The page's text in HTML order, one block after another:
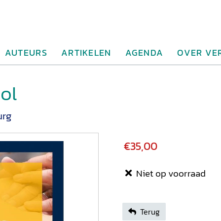
AUTEURS ARTIKELEN AGENDA OVER
€35,00
Niet op voorraad
Terug